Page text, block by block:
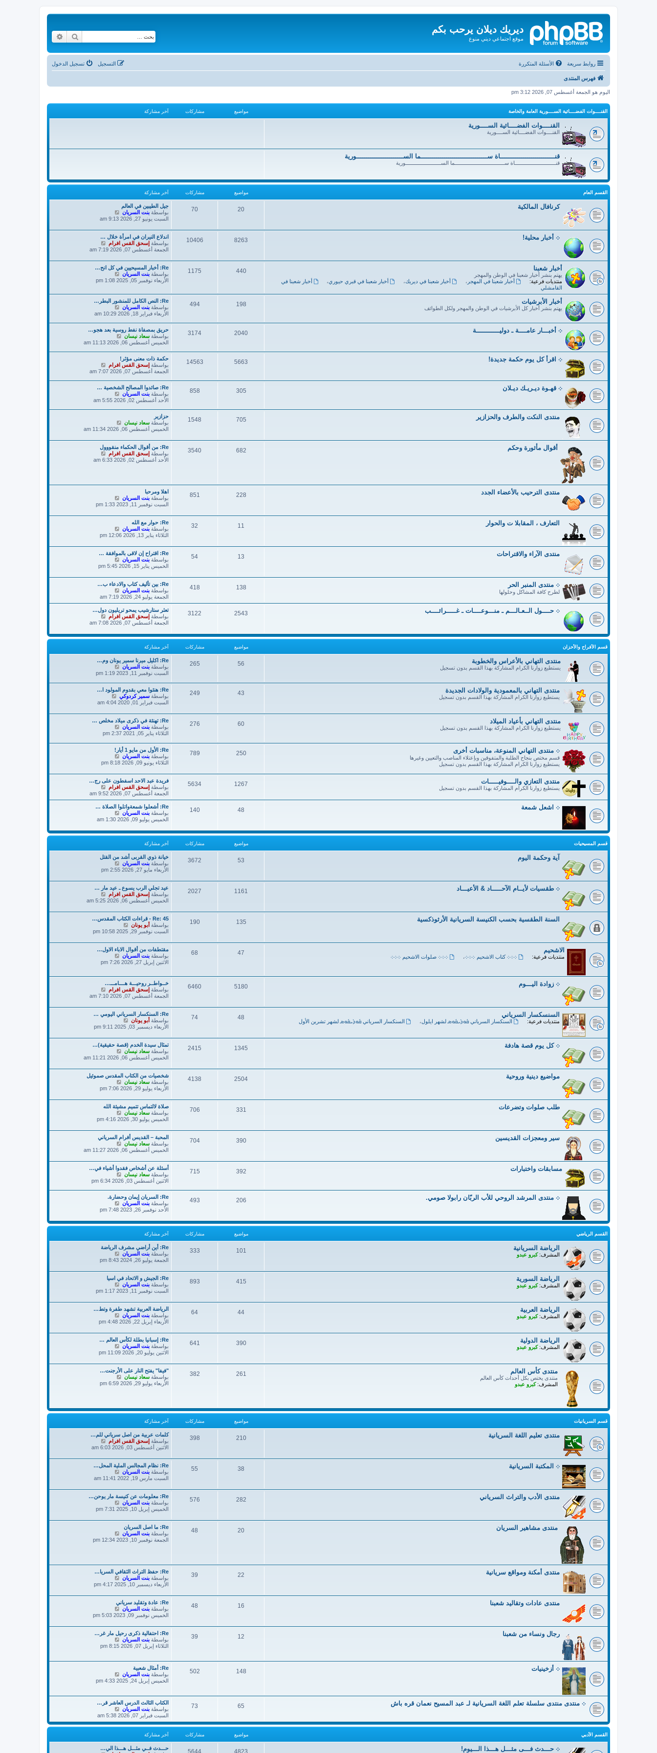
ديريك ديلان يرحب بكم
موقع اجتماعي ديني منوع بحث
روابط سريعة الأسئلة المتكررة تسجيل الدخول التسجيل
فهرس المنتدى
اليوم هو الجمعة أغسطس 07, 2026 3:12 pm
القنــــوات الفضــــائية الســــورية العامة والخاصة مواضيع مشاركات آخر مشاركة
القنــــوات الفضــــائية الســــورية
القنــــوات الفضــــائية الســــورية
قنــــــــــــــــــــــــــــاة ســــــــــــــــــــــــــــــــــما الســــــــــــــــــــــــورية
قنــــــــــــــــــــــــــــاة ســــــــــــــــــــــــــــــــــما الســــــــــــــــــــــــورية
القسم العام مواضيع مشاركات آخر مشاركة
كرنافال المالكية 20
70
جيل الطيبين في العالم
بواسطة بنت السريان
ا
د
آ
خ
ر
ش
ا
ك
السبت يونيو 27, 2026 9:13 am
܀ أخبار محلية! 8263
10406
اندلاع النيران في امرأة خلال …
بواسطة إسحق القس افرام
ا
د
آ
ر
ش
ر
ك
الجمعة أغسطس 07, 2026 7:19 am
أخبار شعبنا
يهتم بنشر أخبار شعبنا في الوطن والمهجر
منتديات فرعية:
أخبار شعبنا في المهجر ، أخبار شعبنا في ديريك، أخبار شعبنا في قبري حيوري،
أخبار شعبنا في
القامشلي
440
1175
Re: أخبار المسيحيين في كل انح…
بواسطة بنت السريان
ا
خ
ر
ش
ا
ك
الأربعاء نوفمبر 05, 2025 1:08 pm
أخبار الأبرشيات
يهتم بنشر أخبار كل الأبرشيات في الوطن والمهجر ولكل الطوائف
198
494
Re: النص الكامل للمنشور البطر…
بواسطة بنت السريان
ا
د
آ
ر
م
ا
ر
ة
الأربعاء فبراير 18, 2026 10:29 am
܀ أخبـــار عامــــة ـ دوليــــــــــــة 2040
3174
حريق بمصفاة نفط روسية بعد هجو…
بواسطة سعاد نيسان
ا
د
خ
ر
م
ش
ا
ر
ة
الخميس أغسطس 06, 2026 11:13 am
܀ اقرأ كل يوم حكمة جديدة! 5663
14563
حكمة ذات معنى مؤثر!
بواسطة إسحق القس افرام
ا
د
آ
ر
م
ر
ة
الجمعة أغسطس 07, 2026 7:07 am
܀ قهـوة ديـريـك ديـلان 305
858
Re: صائدوا المصالح الشخصية …
بواسطة بنت السريان
ا
د
ر
ا
ر
ك
الأحد أغسطس 02, 2026 5:55 am
منتدى النكت والطرف والحزازير 705
1548
حزازير
بواسطة سعاد نيسان
ا
د
آ
خ
ر
ر
ة
الخميس أغسطس 06, 2026 11:34 am
أقوال مأثورة وحكم 682
3540
Re: من أقوال الحكماء منقووول
بواسطة إسحق القس افرام
ا
خ
ش
ر
الأحد أغسطس 02, 2026 6:33 am
منتدى الترحيب بالأعضاء الجدد 228
851
اهلا ومرحبا
بواسطة بنت السريان
ا
د
ر
ش
ا
ك
السبت نوفمبر 11, 2023 1:33 pm
التعارف ، المقابلا ت والحوار 11
32
Re: حوار مع الله
بواسطة بنت السريان
ا
د
آ
ر
ش
ا
ك
ة
الثلاثاء يناير 13, 2026 12:06 pm
منتدى الآراء والاقتراحات 13
54
Re: اقتراح إن لاقى بالموافقة …
بواسطة بنت السريان
ا
د
آ
ر
م
ش
ا
ر
ة
الخميس يناير 15, 2026 5:45 pm
܀ منتدى المنبر الحر
لطرح كافة المشاكل وحلولها
138
418
Re: بين تأليف كتاب والادعاء ب…
بواسطة بنت السريان
ا
ه
د
آ
خ
م
ش
ر
ك
الجمعة يوليو 24, 2026 7:19 am
܀ حــــول الــعـالـــم ـ منـــوعــــات ـ غـــــرائــــب 2543
3122
تعثر ستارشيب يمحو تريليون دول…
بواسطة إسحق القس افرام
ا
د
آ
ر
م
ا
ك
ة
الجمعة أغسطس 07, 2026 7:08 am
قسم الأفراح والأحزان مواضيع مشاركات آخر مشاركة
منتدى التهاني بالأعراس والخطوبة
يستطيع زوارنا الكرام المشاركة بهذا القسم بدون تسجيل
56
265
Re: اكليل ميرنا سمير يونان وم…
بواسطة بنت السريان
ا
د
آ
خ
ر
ا
ك
ة
السبت نوفمبر 11, 2023 1:19 pm
منتدى التهاني بالمعمودية والولادات الجديدة
يستطيع زوارنا الكرام المشاركة بهذا القسم بدون تسجيل
43
249
Re: هنئوا معي بقدوم المولود ا…
بواسطة سمير كردوكي
ا
د
آ
ر
ك
السبت فبراير 01, 2020 4:04 am
منتدى التهاني بأعياد الميلاد
يستطيع زوارنا الكرام المشاركة بهذا القسم بدون تسجيل
60
276
Re: تهنئة في ذكرى ميلاد مخلص …
بواسطة بنت السريان
ا
د
ر
ا
ر
ك
الثلاثاء يناير 05, 2021 2:37 pm
܀ منتدى التهاني المنوعة، مناسبات أخرى
قسم مختص بنجاح الطلبة والمتفوقين وبإعتلاء المناصب والتعيين وغيرها
يستطيع زوارنا الكرام المشاركة بهذا القسم بدون تسجيل
250
789
Re: الأول من مايو 1 أيار!
بواسطة بنت السريان
ا
د
آ
خ
ر
م
ش
ر
ة
الثلاثاء يونيو 09, 2026 8:18 pm
منتدى التعازي والــــوفيـــــات
يستطيع زوارنا الكرام المشاركة بهذا القسم بدون تسجيل
1267
5634
فريدة عبد الاحد اسفطون على رج…
بواسطة إسحق القس افرام
ا
ه
خ
م
ش
ر
الجمعة أغسطس 07, 2026 9:52 am
܀ اشعل شمعة 48
140
Re: أشعلوا شمعةواتلوا الصلاة …
بواسطة بنت السريان
ا
د
آ
ر
م
ا
ك
ة
الخميس يوليو 09, 2026 1:30 am
قسم المسيحيات مواضيع مشاركات آخر مشاركة
آية وحكمة اليوم 53
3672
خيانة ذوي القربى أشد من القتل
بواسطة بنت السريان
ا
د
آ
خ
ر
ش
ا
ك
الأربعاء مايو 27, 2026 2:55 pm
܀ طقسيات لأيــام الآحـــــاد & الأعيـــاد 1161
2027
عيد تجلي الرب يسوع ـ عيد مار …
بواسطة إسحق القس افرام
ا
د
آ
ر
ش
ا
الخميس أغسطس 06, 2026 5:25 am
السنة الطقسية بحسب الكنيسة السريانية الأرثوذكسية 135
190
Re: 45 - قراءات الكتاب المقدس…
بواسطة أبو يونان
ا
د
آ
خ
ر
ش
ك
السبت نوفمبر 29, 2025 10:58 pm
الاشحيم
منتديات فرعية: ܀܀܀ كتاب الاشحيم ܀܀܀، ܀܀܀ صلوات الاشحيم ܀܀܀
47
68
مقتطفات من أقوال الاباء الاول…
بواسطة بنت السريان
ا
خ
ر
م
ش
ا
ر
ك
الاثنين إبريل 27, 2026 7:26 pm
܀ زوادة اليـــوم 5180
6460
خــواطــر روحيـــة هــــامـــ…
بواسطة إسحق القس افرام
ا
د
آ
ر
ش
ا
ك
الجمعة أغسطس 07, 2026 7:10 am
السنسكسار السرياني
منتديات فرعية: السنكسار السرياني ܩܽܘܕܺܝܩܽܘܣ لشهر ايلول، السنكسار السرياني ܩܽܘܕܺܝܩܽܘܣ لشهر تشرين الأول
48
74
Re: السنكسار السرياني اليومي …
بواسطة أبو يونان
ا
د
آ
خ
ر
ش
ا
ر
ك
الأربعاء ديسمبر 03, 2025 9:11 pm
܀ كل يوم قصة هادفة 1345
2415
تمثال سيدة الخدم (قصة حقيقية)…
بواسطة سعاد نيسان
ا
د
آ
ر
ش
ا
ك
الخميس أغسطس 06, 2026 11:21 am
مواضيع دينية وروحية 2504
4138
شخصيات من الكتاب المقدس صموئيل
بواسطة سعاد نيسان
ا
د
آ
ر
ش
ا
ك
الأربعاء يوليو 29, 2026 7:06 pm
طلب صلوات وتضرعات 331
706
صلاة لالتماس تتميم مشيئة الله
بواسطة سعاد نيسان
ا
د
آ
ر
ش
ا
ك
الخميس يوليو 30, 2026 4:16 pm
سير ومعجزات القديسين 390
704
المحبة – القديس أفرام السرياني
بواسطة سعاد نيسان
ا
د
ر
ش
ا
ر
ك
الخميس أغسطس 06, 2026 11:27 am
مسابقات واختبارات 392
715
أسئلة عن أشخاص فقدوا أشياء في…
بواسطة سعاد نيسان
ا
آ
خ
ر
ش
ك
ة
الاثنين أغسطس 03, 2026 6:34 pm
܀ منتدى المرشد الروحي للأب الربّان رابولا صومي. 206
493
Re: السريان إيمان وحضارة.
بواسطة بنت السريان
ا
د
آ
ر
م
ا
ك
ة
الأحد نوفمبر 26, 2023 7:48 pm
القسم الرياضي مواضيع مشاركات آخر مشاركة
الرياضة السريانية
المشرف: كبرو عبدو
101
333
Re: أين أراضي مشرف الرياضة
بواسطة بنت السريان
ا
د
آ
ر
ش
ا
ك
الجمعة يوليو 26, 2024 8:43 pm
الرياضة السورية
المشرف: كبرو عبدو
415
893
Re: الجيش و الاتحاد في اسيا
بواسطة بنت السريان
ا
د
آ
ر
ش
ا
ك
السبت نوفمبر 11, 2023 1:17 pm
الرياضة العربية
المشرف: كبرو عبدو
44
64
الرياضة العربية تشهد طفرة وتط…
بواسطة بنت السريان
ا
د
آ
ر
ش
ا
ك
الأربعاء إبريل 22, 2026 4:48 pm
الرياضة الدولية
المشرف: كبرو عبدو
390
641
Re: إسبانيا بطلة لكأس العالم …
بواسطة بنت السريان
ا
د
آ
ر
ر
ك
الاثنين يوليو 20, 2026 11:09 pm
منتدى كأس العالم
منتدى يختص بكل أحداث كأس العالم
المشرف: كبرو عبدو
261
382
"فيفا" يفتح النار على الأرجنت…
بواسطة سعاد نيسان
ا
خ
ر
ش
ا
ر
ك
الأربعاء يوليو 29, 2026 6:59 pm
قسم السريانيات مواضيع مشاركات آخر مشاركة
منتدى تعليم اللغة السريانية 210
398
كلمات عربية من اصل سرياني للم…
بواسطة إسحق القس افرام
ا
د
آ
ر
ش
ا
ك
الاثنين أغسطس 03, 2026 6:03 am
܀ المكتبة السريانية 38
55
Re: نظام المجالس الملية المحل…
بواسطة بنت السريان
ا
د
آ
ر
ش
ك
السبت مارس 19, 2022 11:41 am
منتدى الأدب والتراث السرياني 282
576
Re: معلومات عن كنيسة مار يوحن…
بواسطة بنت السريان
ا
د
ر
ر
ك
الخميس إبريل 10, 2025 7:31 pm
منتدى مشاهير السريان 20
48
Re: ما اصل السريان
بواسطة بنت السريان
ا
خ
ر
ش
ر
الجمعة نوفمبر 10, 2023 12:34 pm
منتدى أمكنة ومواقع سريانية 22
39
Re: حفظ التراث الثقافي السريا…
بواسطة بنت السريان
ا
د
ر
ش
ا
ك
الأربعاء ديسمبر 10, 2025 4:17 pm
منتدى عادات وتقاليد شعبنا 16
48
Re: عادة وتقليد سرياني
بواسطة بنت السريان
ا
د
آ
ر
ك
ة
الخميس نوفمبر 09, 2023 5:03 pm
رجال ونساء من شعبنا 12
39
Re: احتفالية ذكرى رحيل مار غر…
بواسطة بنت السريان
ا
م
ا
ر
ة
الثلاثاء إبريل 07, 2026 8:15 pm
܀ أزخينيات 148
502
Re: أمثال شعبية
بواسطة بنت السريان
ا
خ
م
ش
ك
ة
الخميس إبريل 24, 2025 4:33 pm
܀ منتدى منتدى سلسلة تعلم اللغة السريانية لـ عبد المسيح نعمان قره باش 65
73
الكتاب الثالث الدرس العاشر قر…
بواسطة بنت السريان
ا
ه
د
ر
السبت فبراير 07, 2026 5:38 am
القسم الأدبي مواضيع مشاركات آخر مشاركة
܀ حـــدث فـــى مثـــل هـــذا الـــيوم! 4823
5644
حـــدث فــي مثـــل هـــذا الي…